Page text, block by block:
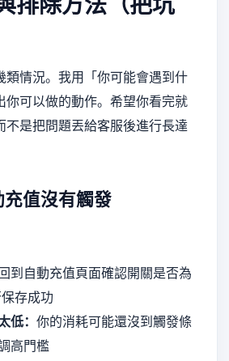
類情況。我用「你可能會遇到什
你可以做的動作。希望你看完就
不是把問題丟給客服後進行長達
充值沒有觸發
回到自動充值頁面確認開關是否為
存成功
低： 你的消耗可能還沒到觸發條
高門檻